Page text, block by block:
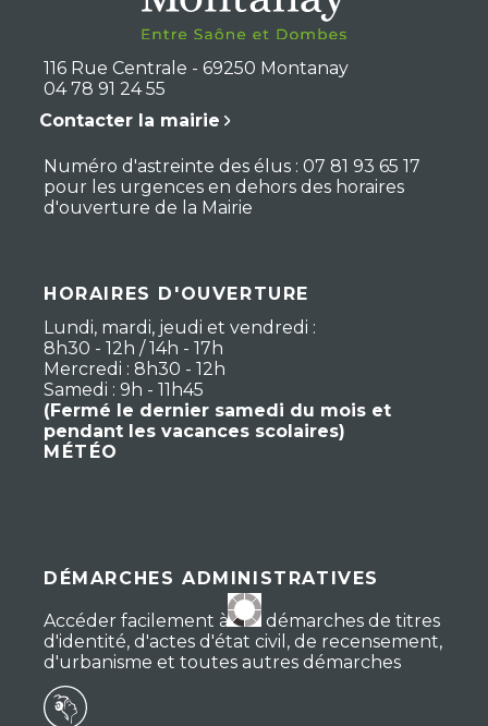
116 Rue Centrale - 69250 Montanay
04 78 91 24 55
Contacter la mairie
Numéro d'astreinte des élus : 07 81 93 65 17
pour les urgences en dehors des horaires
d'ouverture de la Mairie
HORAIRES D'OUVERTURE
Lundi, mardi, jeudi et vendredi :
8h30 - 12h / 14h - 17h
Mercredi : 8h30 - 12h
Samedi : 9h - 11h45
(Fermé le dernier samedi du mois et
pendant les vacances scolaires)
MÉTÉO
DÉMARCHES ADMINISTRATIVES
Accéder facilement à vos démarches de titres
d'identité, d'actes d'état civil, de recensement,
d'urbanisme et toutes autres démarches